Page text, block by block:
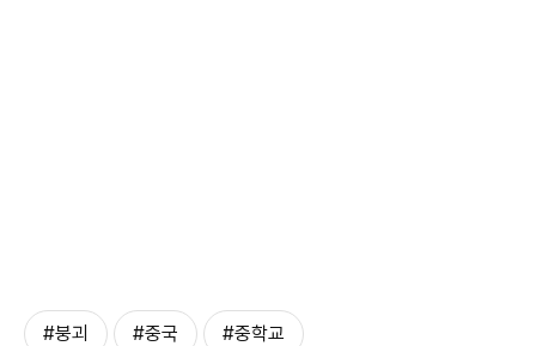
#붕괴 #중국 #중학교